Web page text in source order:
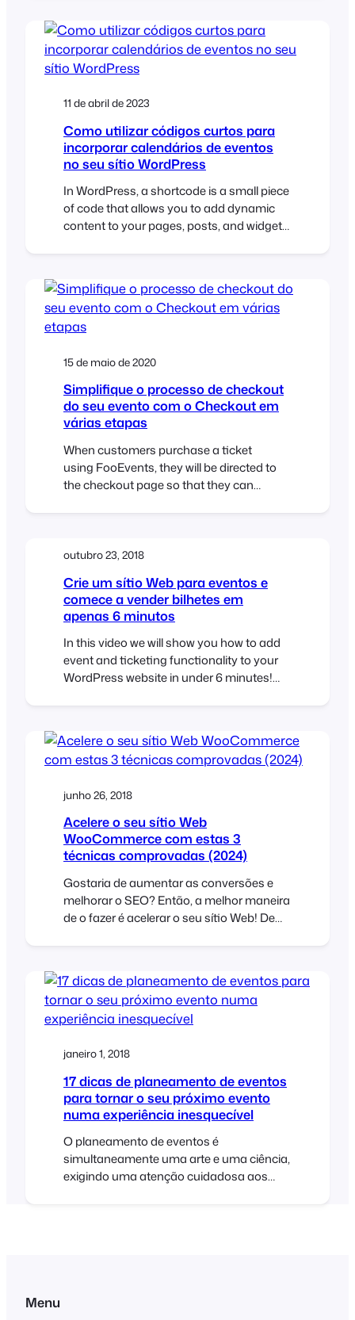
WooCommerce é um aspeto
particularmente importante da gestão de
um sítio Web de comércio eletrónico, uma
em mais vendas. De acordo com uma
pesquisa da Pingdom, [...]
11 de abril de 2023
Como utilizar códigos curtos para
incorporar calendários de eventos
no seu sítio WordPress
In WordPress, a shortcode is a small piece
of code that allows you to add dynamic
content to your pages, posts, and widgets.
audio, video, forms, and more. If you’re
using FooEvents to manage your…
15 de maio de 2020
Simplifique o processo de checkout
do seu evento com o Checkout em
várias etapas
When customers purchase a ticket
using FooEvents, they will be directed to
the checkout page so that they can
customer attendee fields and seating
event, you may want to separate these…
outubro 23, 2018
Crie um sítio Web para eventos e
comece a vender bilhetes em
apenas 6 minutos
In this video we will show you how to add
event and ticketing functionality to your
WordPress website in under 6 minutes!
of the video, we will purchase a ticket and
make payment using PayPal. We hope…
junho 26, 2018
Acelere o seu sítio Web
WooCommerce com estas 3
técnicas comprovadas (2024)
Gostaria de aumentar as conversões e
melhorar o SEO? Então, a melhor maneira
de o fazer é acelerar o seu sítio Web! De
de 11% nas visualizações de página e
numa redução de 7% nas conversões. A
velocidade da página é também um
janeiro 1, 2018
17 dicas de planeamento de eventos
para tornar o seu próximo evento
numa experiência inesquecível
O planeamento de eventos é
simultaneamente uma arte e uma ciência,
exigindo uma atenção cuidadosa aos
Menu